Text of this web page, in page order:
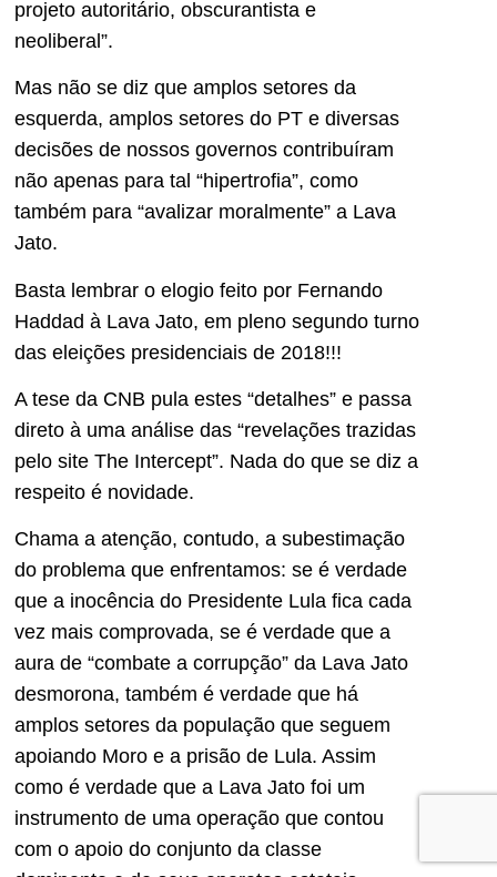
projeto autoritário, obscurantista e
neoliberal”.
Mas não se diz que amplos setores da
esquerda, amplos setores do PT e diversas
decisões de nossos governos contribuíram
não apenas para tal “hipertrofia”, como
também para “avalizar moralmente” a Lava
Jato.
Basta lembrar o elogio feito por Fernando
Haddad à Lava Jato, em pleno segundo turno
das eleições presidenciais de 2018!!!
A tese da CNB pula estes “detalhes” e passa
direto à uma análise das “revelações trazidas
pelo site The Intercept”. Nada do que se diz a
respeito é novidade.
Chama a atenção, contudo, a subestimação
do problema que enfrentamos: se é verdade
que a inocência do Presidente Lula fica cada
vez mais comprovada, se é verdade que a
aura de “combate a corrupção” da Lava Jato
desmorona, também é verdade que há
amplos setores da população que seguem
apoiando Moro e a prisão de Lula. Assim
como é verdade que a Lava Jato foi um
instrumento de uma operação que contou
com o apoio do conjunto da classe